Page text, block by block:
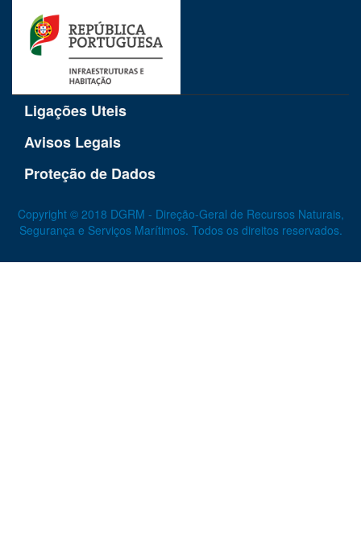
Ligações Uteis
Avisos Legais
Proteção de Dados
Copyright © 2018 DGRM - Direção-Geral de Recursos Naturais,
Segurança e Serviços Marítimos. Todos os direitos reservados.